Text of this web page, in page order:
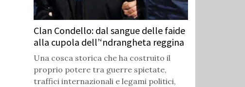
Clan Condello: dal sangue delle faide
alla cupola dell’‘ndrangheta reggina
Una cosca storica che ha costruito il
proprio potere tra guerre spietate,
traffici internazionali e legami politici,